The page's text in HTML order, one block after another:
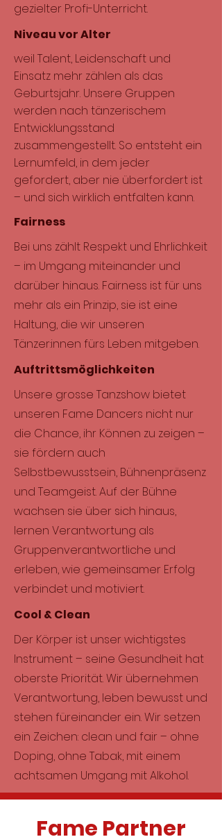
gezielter Profi-Unterricht.
Niveau vor Alter
weil Talent, Leidenschaft und
Einsatz mehr zählen als das
Geburtsjahr. Unsere Gruppen
werden nach tänzerischem
Entwicklungsstand
zusammengestellt. So entsteht ein
Lernumfeld, in dem jede:r
gefordert, aber nie überfordert ist
– und sich wirklich entfalten kann.
Fairness
Bei uns zählt Respekt und Ehrlichkeit
– im Umgang miteinander und
darüber hinaus. Fairness ist für uns
mehr als ein Prinzip, sie ist eine
Haltung, die wir unseren
Tänzer:innen fürs Leben mitgeben.
Auftrittsmöglichkeiten
Unsere grosse Tanzshow bietet
unseren Fame Dancers nicht nur
die Chance, ihr Können zu zeigen –
sie fördern auch
Selbstbewusstsein, Bühnenpräsenz
und Teamgeist. Auf der Bühne
wachsen sie über sich hinaus,
lernen Verantwortung als
Gruppenverantwortliche und
erleben, wie gemeinsamer Erfolg
verbindet und motiviert.
Cool & Clean
Der Körper ist unser wichtigstes
Instrument – seine Gesundheit hat
oberste Priorität. Wir übernehmen
Verantwortung, leben bewusst und
stehen füreinander ein. Wir setzen
ein Zeichen: clean und fair – ohne
Doping, ohne Tabak, mit einem
achtsamen Umgang mit Alkohol.
Fame Partner